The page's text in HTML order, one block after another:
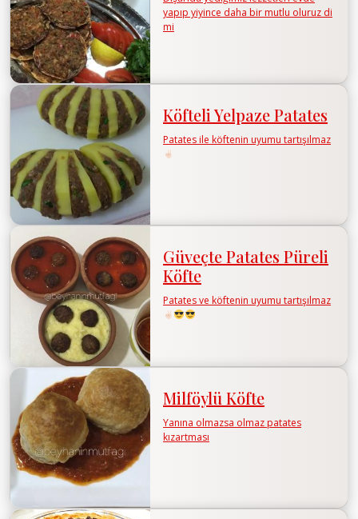
yapıp yiyince daha bir mutlu oluruz di
mi
Köfteli Yelpaze Patates
Patates ile köftenin uyumu tartışılmaz
Güveçte Patates Püreli
Köfte
Patates ve köftenin uyumu tartışılmaz
Milföylü Köfte
Yanına olmazsa olmaz patates
kızartması